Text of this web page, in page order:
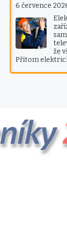
6 července
že
Přitom